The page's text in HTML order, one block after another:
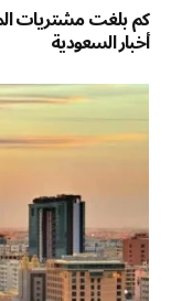
كم بلغت مشتريات
أخبار السعودية